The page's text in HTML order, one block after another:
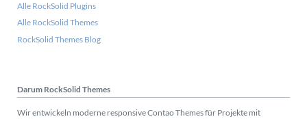
Alle RockSolid Plugins
Alle RockSolid Themes
RockSolid Themes Blog
Darum RockSolid Themes
Wir entwickeln moderne responsive Contao Themes für Projekte mit